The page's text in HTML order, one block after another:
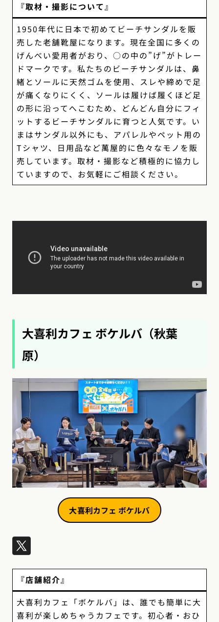
『取材・撮影について』
1950年代に日本で初めてビーチサンダルを販
売した老舗靴屋になります。現在全国に多くの
げんべい愛用者がおり、○の中の”げ”がトレー
ドマークです。私たちのビーチサンダルは、鼻
緒と​ソールに天然ゴムを使用、スレや締めで足
が痛くなりにくく、ソールは履けば履くほど足
の形に沿ってへこむため、どんどん自分にフィ
ットするビーチサンダルに育つと人気です。い
まはサンダル以外にも、アパレルやペット用の
Tシャツ、日用品など萬屋的に色々なモノを販
売しています。取材・撮影など積極的に協力し
ていますので、お気軽にご相談ください。
大喜利カフェ ボケルバ（秋葉
原）
大喜利カフェ ボケルバ
『店舗紹介』
大喜利カフェ「ボケルバ」は、誰でも簡単に大
喜利が楽しめちゃうカフェです。初心者・おひ